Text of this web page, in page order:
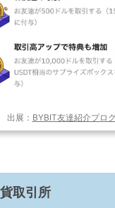
出展： BYBIT友達紹介プロ
取引所